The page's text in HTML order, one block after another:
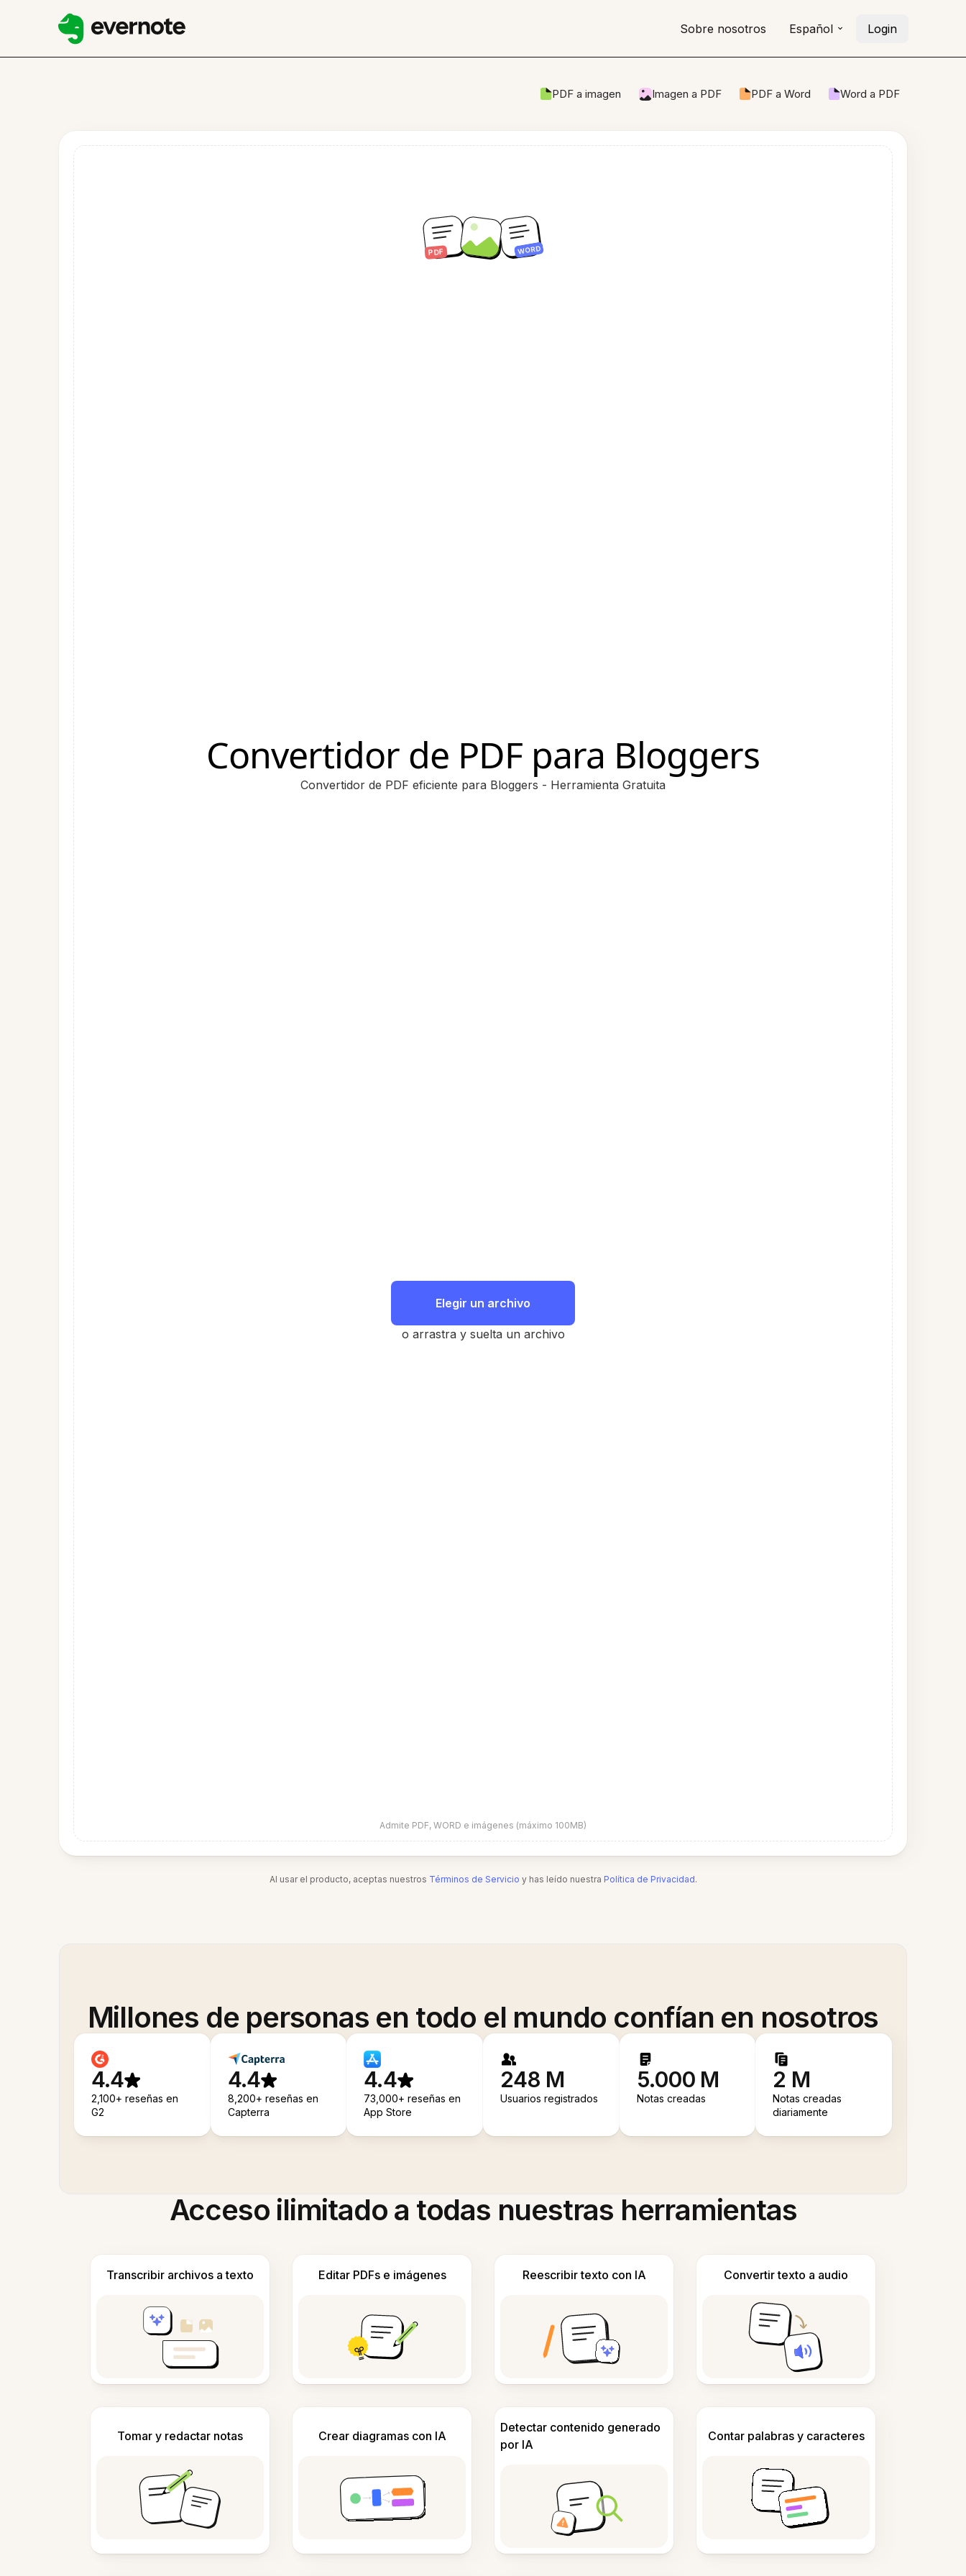
Sobre nosotros Español Login
PDF a imagen Imagen a PDF PDF a Word Word a PDF
Convertidor de PDF para Bloggers
Convertidor de PDF eficiente para Bloggers - Herramienta Gratuita
Elegir un archivo
o arrastra y suelta un archivo
Admite PDF, WORD e imágenes (máximo 100MB)
Al usar el producto, aceptas nuestros Términos de Servicio y has leído nuestra Política de Privacidad.
Millones de personas en todo el mundo confían en nosotros
4.4
2,100+ reseñas en
G2
4.4
8,200+ reseñas en
Capterra
4.4
73,000+ reseñas en
App Store
248 M
Usuarios registrados
5.000 M
Notas creadas
2 M
Notas creadas
diariamente
Acceso ilimitado a todas nuestras herramientas
Transcribir archivos a texto Editar PDFs e imágenes Reescribir texto con IA Convertir texto a audio
Tomar y redactar notas Crear diagramas con IA
Detectar contenido generado
por IA
Contar palabras y caracteres